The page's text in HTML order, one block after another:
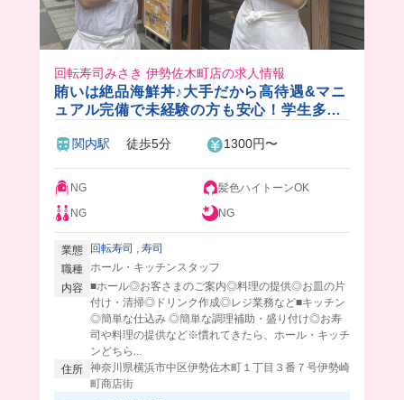
回転寿司みさき 伊勢佐木町店の求人情報
賄いは絶品海鮮丼♪大手だから高待遇&マニ
ュアル完備で未経験の方も安心！学生多い
関内駅 徒歩5分 1300円〜
NG
髪色ハイトーンOK
NG
NG
業態 回転寿司 , 寿司
職種 ホール・キッチンスタッフ
内容 ■ホール◎お客さまのご案内◎料理の提供◎お皿の片
付け・清掃◎ドリンク作成◎レジ業務など■キッチン
◎簡単な仕込み ◎簡単な調理補助・盛り付け◎お寿
司や料理の提供など※慣れてきたら、ホール・キッチ
ンどちら...
住所 神奈川県横浜市中区伊勢佐木町１丁目３番７号伊勢崎
町商店街